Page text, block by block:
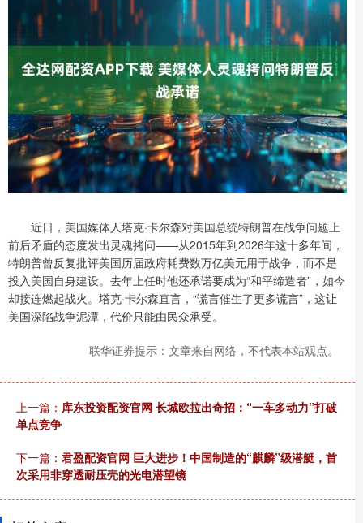
近日，美国媒体人塔克·卡尔森对美国总统特朗普在战争问题上
前后矛盾的态度发出灵魂拷问——从2015年到2026年这十多年间，
特朗普曾反复批评美国历届政府耗费数万亿美元用于战争，而不是
投入美国自身建设。去年上任时他还承诺要成为“和平缔造者”，如今
却接连燃起战火。塔克·卡尔森直言，“谎言催生了更多谎言”，这让
美国深陷战争泥潭，代价只能由民众承受。
联华证券提示：文章来自网络，不代表本站观点。
上一篇： 库东投资配资官网 长城欧拉出奇招：“一车多动力”打破
单点竞争
下一篇： 君盈配资官网 巨大进步！中国制造的“麒麟”级潜艇，首
次采用非穿透耐压壳的光电潜望镜